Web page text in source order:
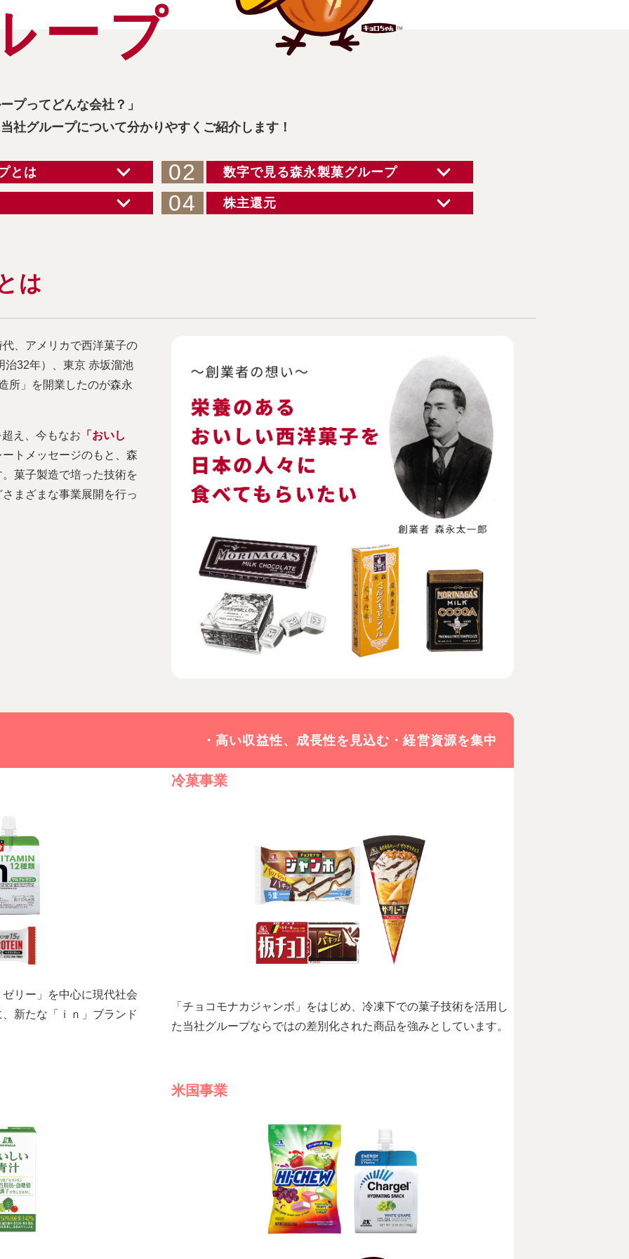
ー プ
プってどんな会社？」
社グループについて分かりやすくご紹介します！
とは 02 数字で見る森永製菓グループ
04 株主還元
は
、アメリカで西洋菓子の
治32年）、東京 赤坂溜池
所」を開業したのが森永
え、今もなお 「おいし
トメッセージのもと、森
菓子製造で培った技術を
まざまな事業展開を行っ
・高い収益性、成長性を見込む ・経営資源を集中
リー」を中心に現代社会
新たな「ｉｎ」ブランド
冷菓事業
「チョコモナカジャンボ」をはじめ、冷凍下での菓子技術を活用し
た当社グループならではの差別化された商品を強みとしています。
米国事業